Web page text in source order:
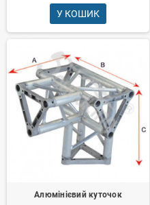
У КОШИК
Алюмінієвий куточок